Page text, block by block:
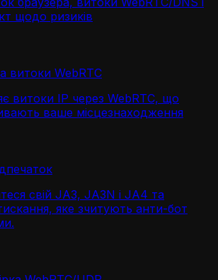
щодо ризиків
витоки WebRTC
витоки IP через WebRTC, що
ваше місцезнаходження
свій JA3, JA3N і JA4 та
яке зчитують анти-бот